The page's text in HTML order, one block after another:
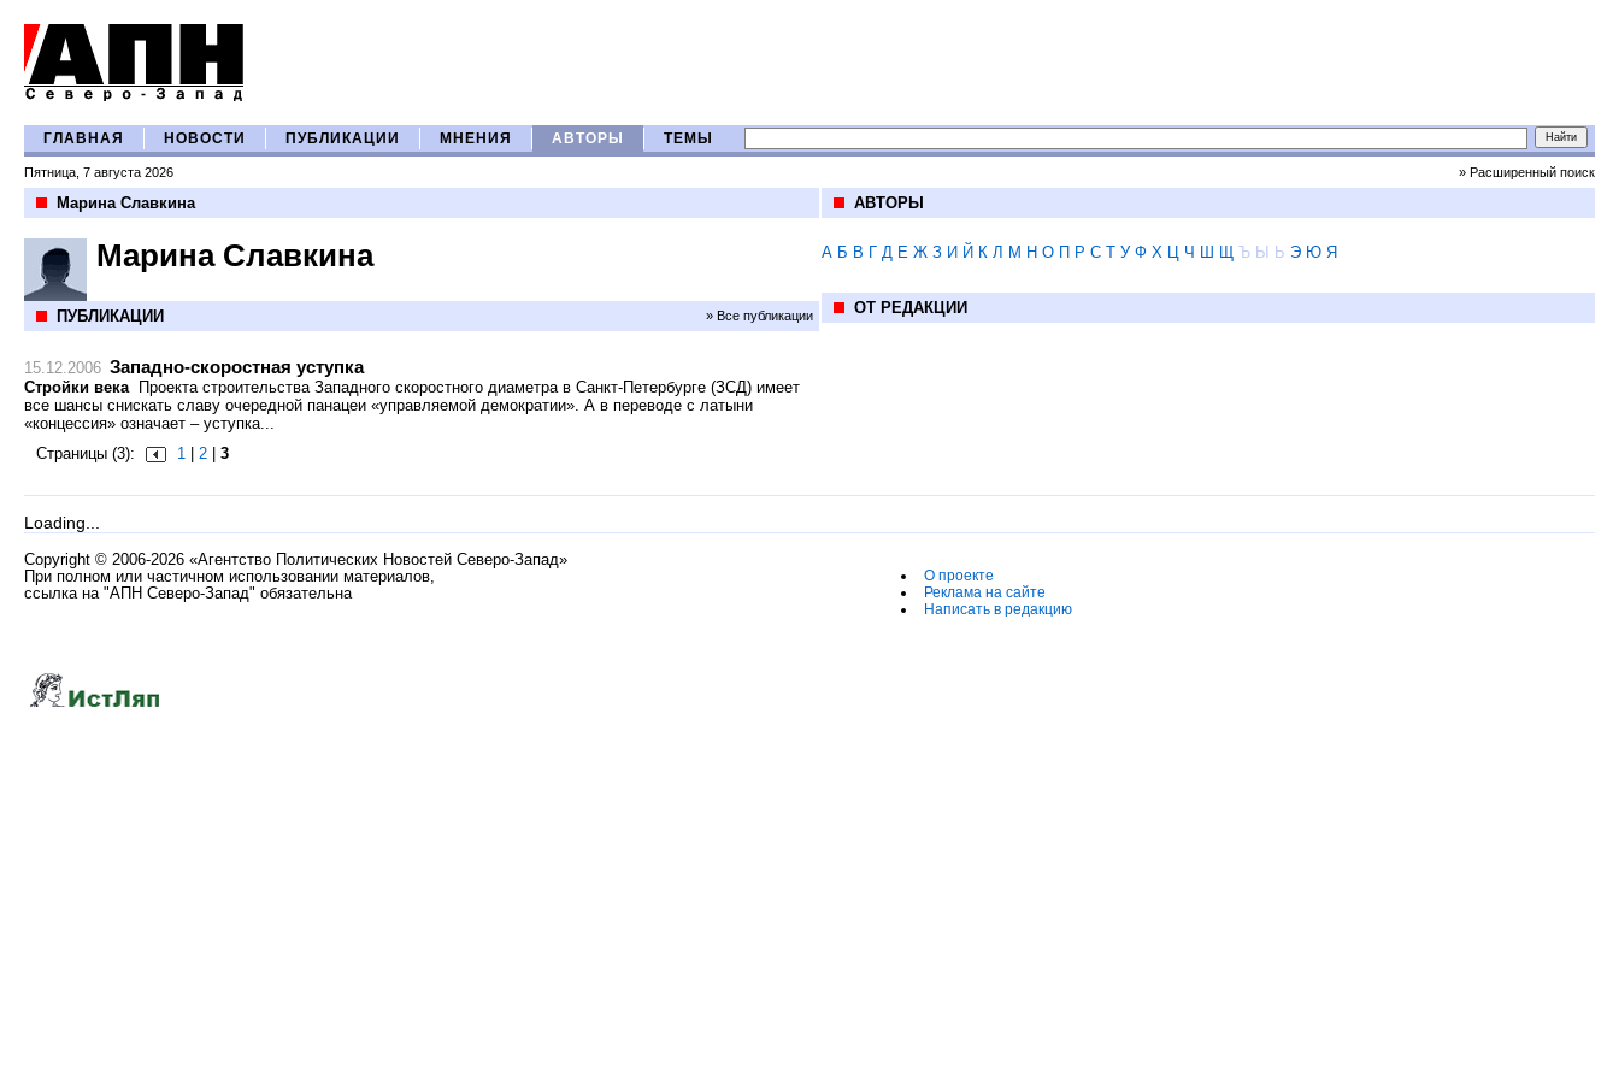
ГЛАВНАЯ НОВОСТИ ПУБЛИКАЦИИ МНЕНИЯ АВТОРЫ ТЕМЫ
Пятница, 7 августа 2026 » Расширенный поиск
Марина Славкина
Марина Славкина
ПУБЛИКАЦИИ » Все публикации
15.12.2006 Западно-скоростная уступка
Стройки векаПроекта строительства Западного скоростного диаметра в Санкт-Петербурге (ЗСД) имеет
все шансы снискать славу очередной панацеи «управляемой демократии». А в переводе с латыни
«концессия» означает – уступка...
Страницы (3):
1 2 3
АВТОРЫ
А Б В Г Д Е Ж З И Й К Л М Н О П Р С Т У Ф Х Ц Ч Ш Щ Ъ Ы Ь Э Ю Я
ОТ РЕДАКЦИИ
Loading...
Copyright © 2006-2026 «Агентство Политических Новостей Северо-Запад»
При полном или частичном использовании материалов,
ссылка на "АПН Северо-Запад" обязательна
О проекте
Реклама на сайте
Написать в редакцию